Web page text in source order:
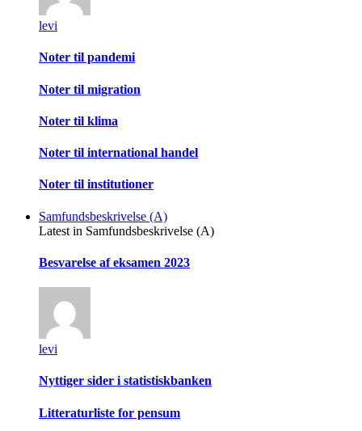
levi
Noter til pandemi
Noter til migration
Noter til klima
Noter til international handel
Noter til institutioner
Samfundsbeskrivelse (A)
Latest in Samfundsbeskrivelse (A)
Besvarelse af eksamen 2023
levi
Nyttiger sider i statistiskbanken
Litteraturliste for pensum